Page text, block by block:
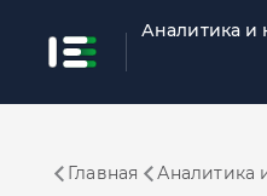
Аналитика и
Главная Аналитика